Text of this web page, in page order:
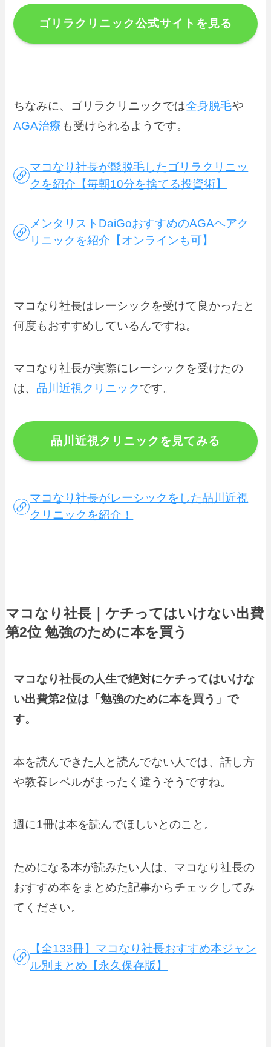
ゴリラクリニック公式サイトを見る
ちなみに、ゴリラクリニックでは全身脱毛や
AGA治療 も受けられるようです。
マコなり社長が髭脱毛したゴリラクリニッ
クを紹介【毎朝10分を捨てる投資術】
メンタリストDaiGoおすすめのAGAヘアク
リニックを紹介【オンラインも可】
マコなり社長はレーシックを受けて良かったと
何度もおすすめしているんですね。
マコなり社長が実際にレーシックを受けたの
は、 品川近視クリニックです。
品川近視クリニックを見てみる
マコなり社長がレーシックをした品川近視
クリニックを紹介！
マコなり社長｜ケチってはいけない出費
第2位 勉強のために本を買う
マコなり社長の人生で絶対にケチってはいけな
い出費第2位は「勉強のために本を買う」で
す。
本を読んできた人と読んでない人では、話し方
や教養レベルがまったく違うそうですね。
週に1冊は本を読んでほしいとのこと。
ためになる本が読みたい人は、マコなり社長の
おすすめ本をまとめた記事からチェックしてみ
てください。
【全133冊】マコなり社長おすすめ本ジャン
ル別まとめ【永久保存版】